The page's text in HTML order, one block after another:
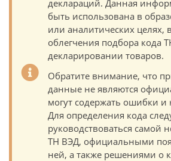
деклараций. Данная
быть использована в
или аналитических целях,
облегчения подбора кода
декларировании товаров.
Обратите внимание, что
данные не являются
могут содержать ошибки и
Для определения кода
руководствоваться самой
ТН ВЭД, официальными
ней, а также решениями о